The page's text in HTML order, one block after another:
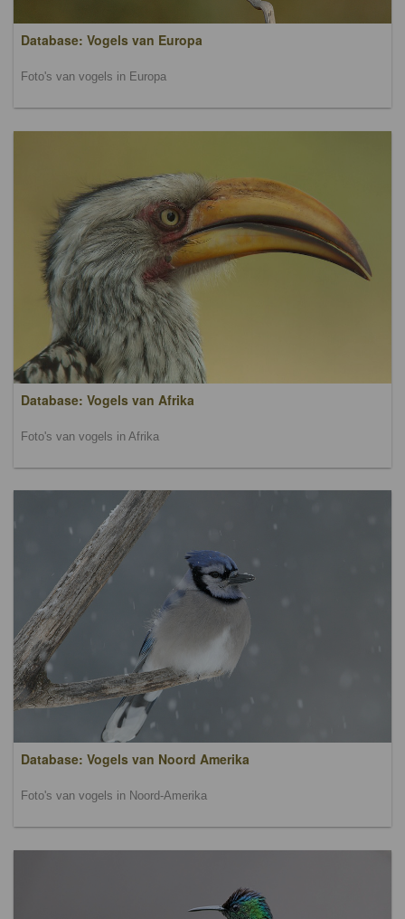
Database: Vogels van Europa
Foto's van vogels in Europa
Database: Vogels van Afrika
Foto's van vogels in Afrika
Database: Vogels van Noord Amerika
Foto's van vogels in Noord-Amerika